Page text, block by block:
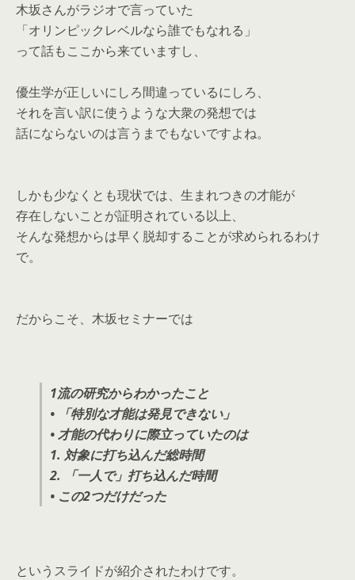
木坂さんがラジオで言っていた
「オリンピックレベルなら誰でもなれる」
って話もここから来ていますし、
優生学が正しいにしろ間違っているにしろ、
それを言い訳に使うような大衆の発想では
話にならないのは言うまでもないですよね。
しかも少なくとも現状では、生まれつきの才能が
存在しないことが証明されている以上、
そんな発想からは早く脱却することが求められるわけ
で。
だからこそ、木坂セミナーでは
1流の研究からわかったこと
• 「特別な才能は発見できない」
• 才能の代わりに際立っていたのは
1. 対象に打ち込んだ総時間
2. 「一人で」打ち込んだ時間
• この2つだけだった
というスライドが紹介されたわけです。